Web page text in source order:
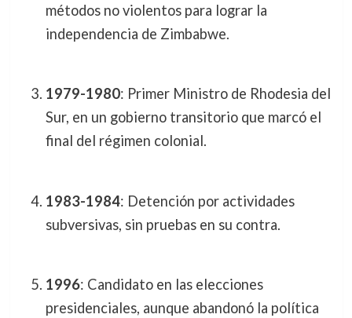
métodos no violentos para lograr la
independencia de Zimbabwe.
1979-1980: Primer Ministro de Rhodesia del
Sur, en un gobierno transitorio que marcó el
final del régimen colonial.
1983-1984: Detención por actividades
subversivas, sin pruebas en su contra.
1996: Candidato en las elecciones
presidenciales, aunque abandonó la política